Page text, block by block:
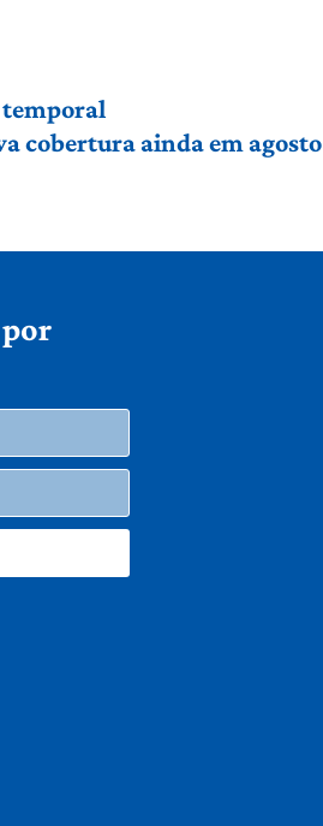
temporal
cobertura ainda em agosto